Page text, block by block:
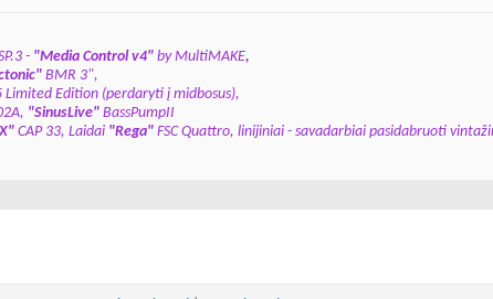
- "Media Controlv4" by MultiMAKE,
BMR 3",
Limited Edition (perdaryti į midbosus),
"SinusLive" BassPumpII
CAP 33, Laidai "Rega" FSC Quattro, linijiniai - savadarbiai pasidabruoti